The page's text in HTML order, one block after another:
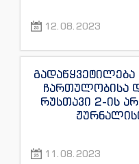
12.08.2023
ჩართულობისა
რუსთავი 2-ის
11.08.2023